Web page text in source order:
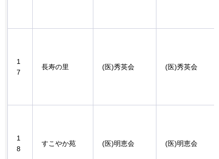
1
7
長寿の里 (医)秀英会 (医)秀英会
1
8
すこやか苑 (医)明恵会 (医)明恵会